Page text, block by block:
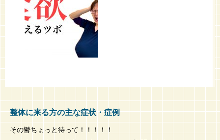
整体に来る方の主な症状・症例
その鬱ちょっと待って！！！！！